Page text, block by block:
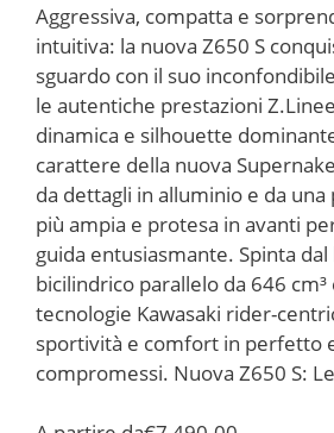
Aggressiva, compatta e
intuitiva: la nuova Z650 S
sguardo con il suo
le autentiche prestazioni
dinamica e silhouette
carattere della nuova
da dettagli in alluminio e da una
più ampia e protesa in avanti
guida entusiasmante. Spinta
bicilindrico parallelo da 646
tecnologie Kawasaki rider-
sportività e comfort in perfetto
compromessi. Nuova Z650 S: